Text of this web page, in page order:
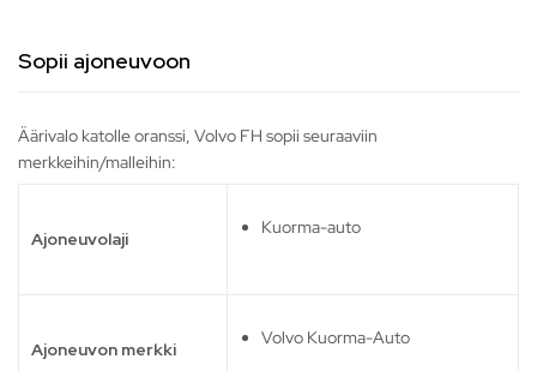
Sopii ajoneuvoon
Äärivalo katolle oranssi, Volvo FH sopii seuraaviin
merkkeihin/malleihin:
Ajoneuvolaji
Kuorma-auto
Ajoneuvon merkki
Volvo Kuorma-Auto